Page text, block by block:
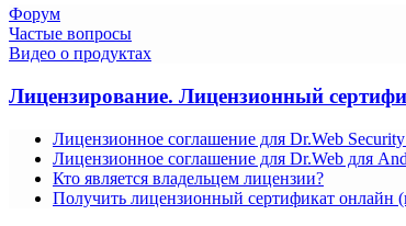
Форум
Частые вопросы
Видео о продуктах
Лицензирование. Лицензионный
Лицензионное соглашение для Dr.Web
Лицензионное соглашение для Dr.Web для
Кто является владельцем лицензии?
Получить лицензионный сертификат онлайн